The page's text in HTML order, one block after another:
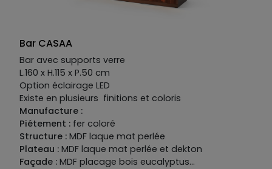
Bar CASAA
Bar avec supports verre
L.160 x H.115 x P.50 cm
Option éclairage LED
Existe en plusieurs finitions et coloris
Manufacture :
Piétement : fer coloré
Structure : MDF laque mat perlée
Plateau : MDF laque mat perlée et dekton
Façade : MDF placage bois eucalyptus